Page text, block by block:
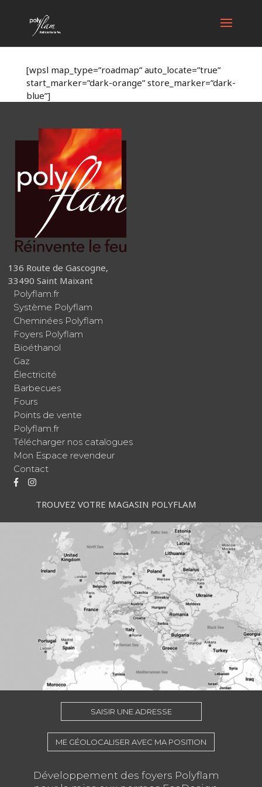
[wpsl map_type=”roadmap” auto_locate=”true”
start_marker=”dark-orange” store_marker=”dark-
blue”]
136 Route de Gascogne,
33490 Saint Maixant
Polyflam.fr
Système Polyflam
Cheminées Polyflam
Foyers Polyflam
Bioéthanol
Gaz
Électricité
Barbecues
Fours
Points de vente
Polyflam.fr
Télécharger nos catalogues
Mon Espace revendeur
Contact
TROUVEZ VOTRE MAGASIN POLYFLAM
SAISIR UNE ADRESSE
ME GÉOLOCALISER AVEC MA POSITION
Développement des foyers Polyflam